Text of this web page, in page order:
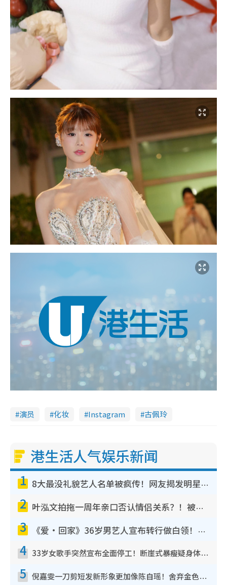
演员 化妆 Instagram 古佩玲
港生活人气娱乐新闻
1 8大最没礼貌艺人名单被疯传！网友揭发明星真面目，一致数落这一位是无品天花板？
2 叶泓文拍拖一周年亲口否认情侣关系？！被质疑感情造假竟称GM“普通同事”
3 《爱·回家》36岁男艺人宣布转行做白领！卸下艺人身份回归素人平淡生活
4 33岁女歌手突然宣布全面停工！断崖式暴瘦疑身体亮红灯！声明曝：将暂时淡出
5 倪嘉雯一刀剪短发新形象更加像陈自瑶！舍弃金色长发造型气质大变超惊喜